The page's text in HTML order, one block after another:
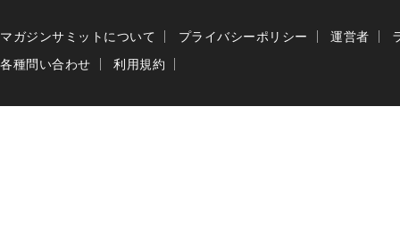
マガジンサミットについて プライバシーポリシー 運営者
各種問い合わせ
利用規約